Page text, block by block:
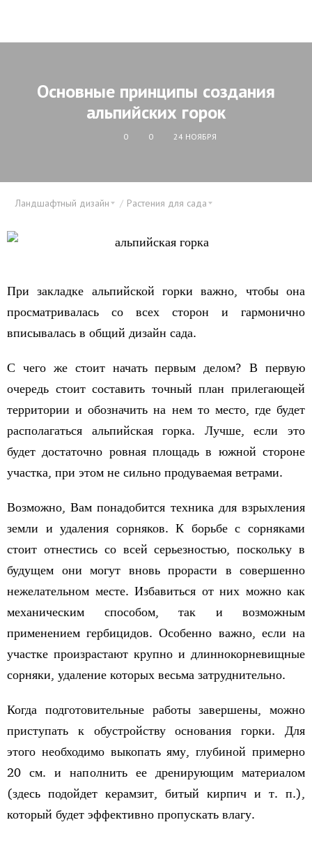
Основные принципы создания
альпийских горок
0 0 24 НОЯБРЯ
Ландшафтный дизайн Растения для сада
При закладке альпийской горки важно, чтобы она
просматривалась со всех сторон и гармонично
вписывалась в общий дизайн сада.
С чего же стоит начать первым делом? В первую
очередь стоит составить точный план прилегающей
территории и обозначить на нем то место, где будет
располагаться альпийская горка. Лучше, если это
будет достаточно ровная площадь в южной стороне
участка, при этом не сильно продуваемая ветрами.
Возможно, Вам понадобится техника для взрыхления
земли и удаления сорняков. К борьбе с сорняками
стоит отнестись со всей серьезностью, поскольку в
будущем они могут вновь прорасти в совершенно
нежелательном месте. Избавиться от них можно как
механическим способом, так и возможным
применением гербицидов. Особенно важно, если на
участке произрастают крупно и длиннокорневищные
сорняки, удаление которых весьма затруднительно.
Когда подготовительные работы завершены, можно
приступать к обустройству основания горки. Для
этого необходимо выкопать яму, глубиной примерно
20 см. и наполнить ее дренирующим материалом
(здесь подойдет керамзит, битый кирпич и т. п.),
который будет эффективно пропускать влагу.